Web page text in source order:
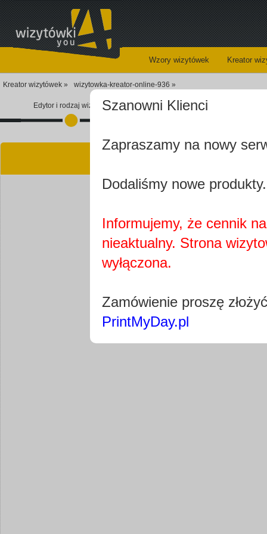
Wzory wizytówek Kreator
Kreator wizytówek » wizytowka-kreator-online-936 »
Edytor i rodzaj wizytówkiSzanowni Klienci
Zapraszamy na nowy
Dodaliśmy nowe
Informujemy, że cennik
nieaktualny. Strona
wyłączona.
Zamówienie proszę
PrintMyDay.pl